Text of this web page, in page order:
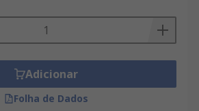
Adicionar
Folha de Dados